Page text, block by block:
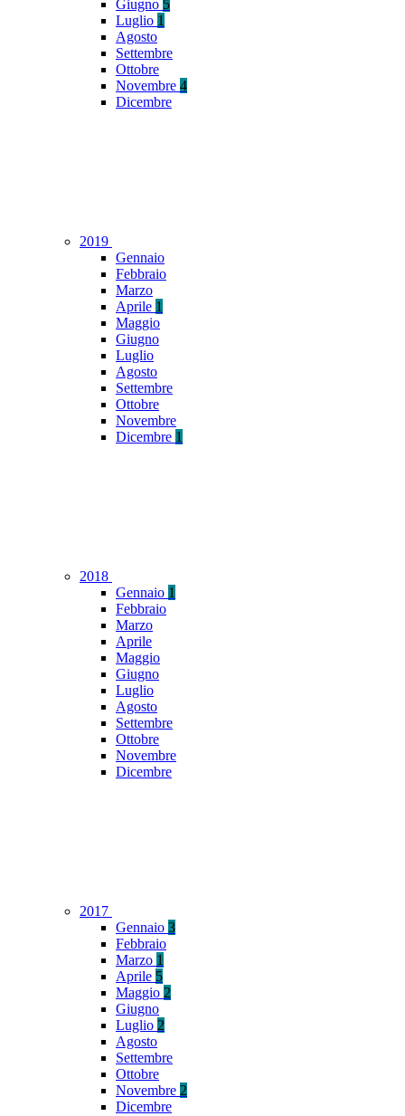
Giugno 5
Luglio 1
Agosto
Settembre
Ottobre
Novembre 4
Dicembre
2019
Gennaio
Febbraio
Marzo
Aprile 1
Maggio
Giugno
Luglio
Agosto
Settembre
Ottobre
Novembre
Dicembre 1
2018
Gennaio 1
Febbraio
Marzo
Aprile
Maggio
Giugno
Luglio
Agosto
Settembre
Ottobre
Novembre
Dicembre
2017
Gennaio 3
Febbraio
Marzo 1
Aprile 5
Maggio 2
Giugno
Luglio 2
Agosto
Settembre
Ottobre
Novembre 2
Dicembre